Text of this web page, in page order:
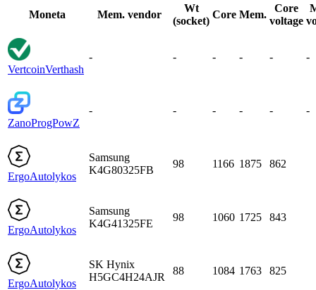
Moneta
Mem. vendor
Wt
(socket)
Core Mem.
Core
voltage
VertcoinVerthash
- - - - - -
ZanoProgPowZ
- - - - - -
ErgoAutolykos
Samsung
K4G80325FB
98 1166 1875 862
ErgoAutolykos
Samsung
K4G41325FE
98 1060 1725 843
ErgoAutolykos
SK Hynix
H5GC4H24AJR
88 1084 1763 825